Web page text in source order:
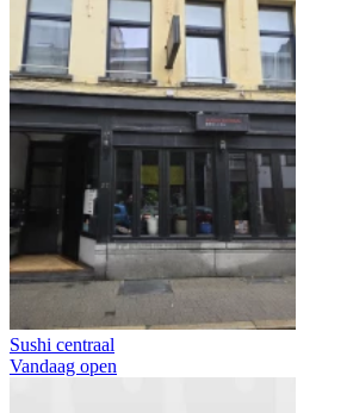
Sushi centraal
Vandaag open